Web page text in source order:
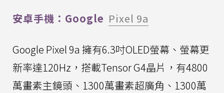
安卓手機：Google Pixel 9a
Google Pixel 9a 擁有6.3吋OLED螢幕、螢幕更
新率達120Hz，搭載Tensor G4晶片，有4800
萬畫素主鏡頭、1300萬畫素超廣角、1300萬